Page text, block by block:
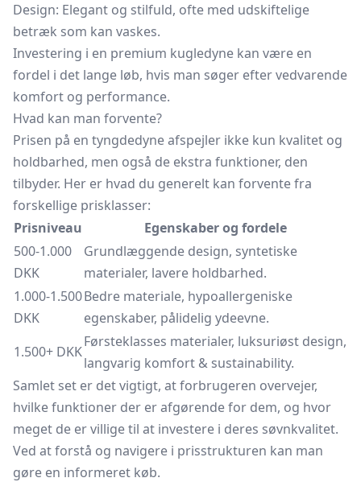
Design: Elegant og stilfuld, ofte med udskiftelige
betræk som kan vaskes.
Investering i en premium kugledyne kan være en
fordel i det lange løb, hvis man søger efter vedvarende
komfort og performance.
Hvad kan man forvente?
Prisen på en tyngdedyne afspejler ikke kun kvalitet og
holdbarhed, men også de ekstra funktioner, den
tilbyder. Her er hvad du generelt kan forvente fra
forskellige prisklasser:
Prisniveau
Egenskaber og fordele
500-1.000
DKK
Grundlæggende design, syntetiske
materialer, lavere holdbarhed.
1.000-1.500
DKK
Bedre materiale, hypoallergeniske
egenskaber, pålidelig ydeevne.
1.500+ DKK
Førsteklasses materialer, luksuriøst design,
langvarig komfort & sustainability.
Samlet set er det vigtigt, at forbrugeren overvejer,
hvilke funktioner der er afgørende for dem, og hvor
meget de er villige til at investere i deres søvnkvalitet.
Ved at forstå og navigere i prisstrukturen kan man
gøre en informeret køb.